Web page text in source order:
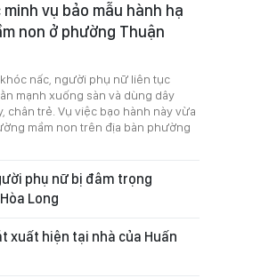
minh vụ bảo mẫu hành hạ
non ở phường Thuận
nấc, người phụ nữ liên tục
mạnh xuống sàn và dùng dây
chân trẻ. Vụ việc bạo hành này vừa
mầm non trên địa bàn phường
phụ nữ bị đâm trọng
Long
xuất hiện tại nhà của Huấn